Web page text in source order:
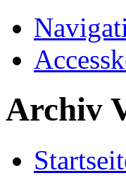
Archiv